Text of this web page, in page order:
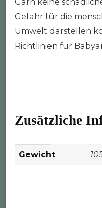
Gefahr für die
Umwelt darstellen
Richtlinien für
Zusätzliche
Gewicht